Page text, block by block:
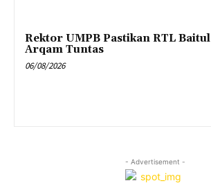
Rektor UMPB Pastikan RTL Baitul
Arqam Tuntas
06/08/2026
- Advertisement -